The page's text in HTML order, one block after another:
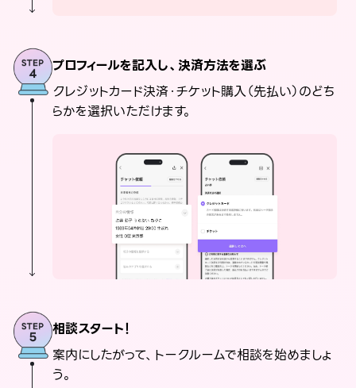
プロフィールを記入し、決済方法を選ぶ
クレジットカード決済・チケット購入（先払い）のどち
らかを選択いただけます。
相談スタート！
案内にしたがって、トークルームで相談を始めましょ
う。